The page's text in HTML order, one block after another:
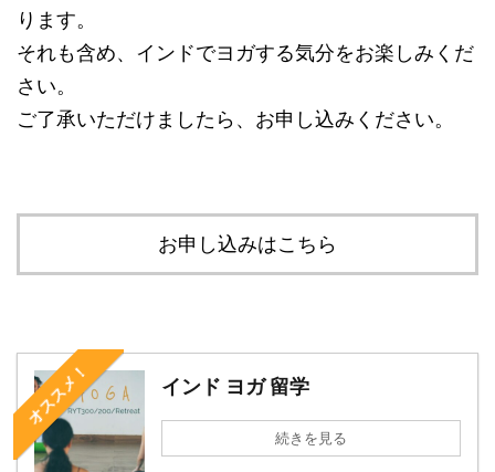
ります。
それも含め、インドでヨガする気分をお楽しみくだ
さい。
ご了承いただけましたら、お申し込みください。
お申し込みはこちら
オススメ！ インド ヨガ 留学
続きを見る